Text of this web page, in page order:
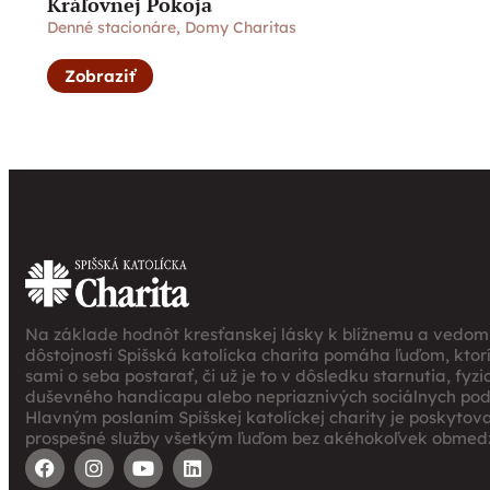
Denné stacionáre, Domy Charitas
Zobraziť
Na základe hodnôt kresťanskej lásky k blížnemu a
dôstojnosti Spišská katolícka charita pomáha ľuďom,
sami o seba postarať, či už je to v dôsledku starnutia,
duševného handicapu alebo nepriaznivých sociálnych
Hlavným poslaním Spišskej katolíckej charity je
prospešné služby všetkým ľuďom bez akéhokoľvek